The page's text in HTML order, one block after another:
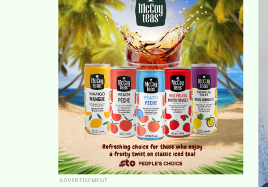
ADVERTISEMENT